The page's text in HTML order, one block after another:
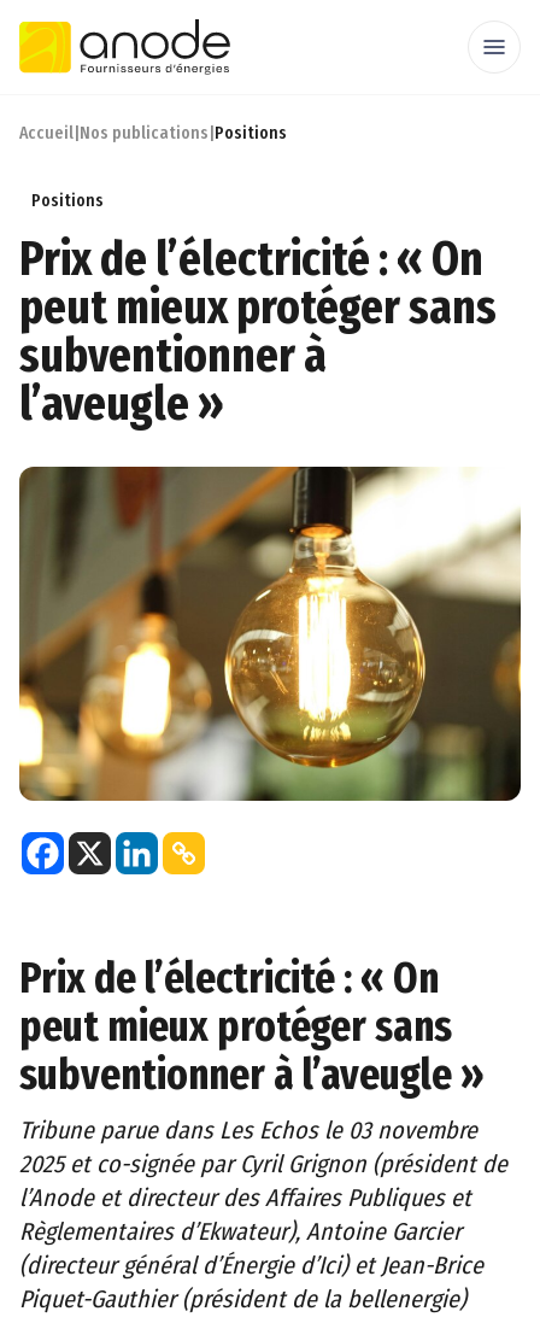
Accueil Nos publications Positions
Positions
Prix de l’électricité : « On
peut mieux protéger sans
subventionner à
l’aveugle »
Prix de l’électricité : « On
peut mieux protéger sans
subventionner à l’aveugle »
Tribune parue dans Les Echos le 03 novembre
2025 et co-signée par Cyril Grignon (président de
l’Anode et directeur des Affaires Publiques et
Règlementaires d’Ekwateur), Antoine Garcier
(directeur général d’Énergie d’Ici) et Jean-Brice
Piquet-Gauthier (président de la bellenergie)